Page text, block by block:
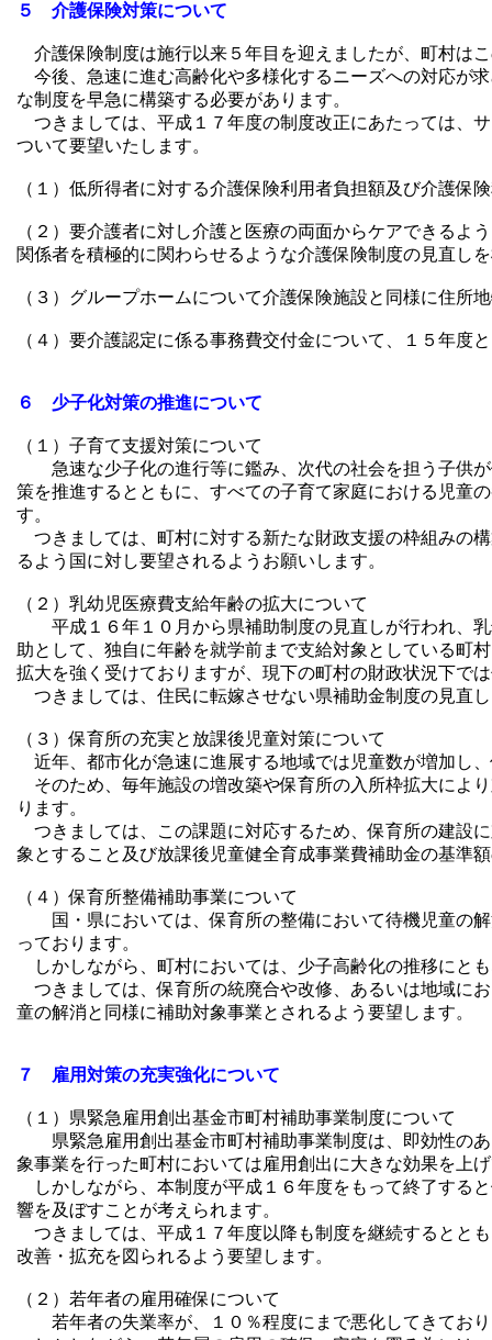
５ 介護保険対策について
介護保険制度は施行以来５年目を迎えましたが、町村は
今後、急速に進む高齢化や多様化するニーズへの対応が
な制度を早急に構築する必要があります。
つきましては、平成１７年度の制度改正にあたっては、
ついて要望いたします。
（１）低所得者に対する介護保険利用者負担額及び介護保
（２）要介護者に対し介護と医療の両面からケアできる
関係者を積極的に関わらせるような介護保険制度の見直し
（３）グループホームについて介護保険施設と同様に住
（４）要介護認定に係る事務費交付金について、１５年度
６ 少子化対策の推進について
（１）子育て支援対策について
急速な少子化の進行等に鑑み、次代の社会を担う子供が
策を推進するとともに、すべての子育て家庭における児童
す。
つきましては、町村に対する新たな財政支援の枠組みの
るよう国に対し要望されるようお願いします。
（２）乳幼児医療費支給年齢の拡大について
平成１６年１０月から県補助制度の見直しが行われ、乳
助として、独自に年齢を就学前まで支給対象としている町
拡大を強く受けておりますが、現下の町村の財政状況下で
つきましては、住民に転嫁させない県補助金制度の見直
（３）保育所の充実と放課後児童対策について
近年、都市化が急速に進展する地域では児童数が増加し
そのため、毎年施設の増改築や保育所の入所枠拡大によ
ります。
つきましては、この課題に対応するため、保育所の建設
象とすること及び放課後児童健全育成事業費補助金の基準
（４）保育所整備補助事業について
国・県においては、保育所の整備において待機児童の解
っております。
しかしながら、町村においては、少子高齢化の推移にと
つきましては、保育所の統廃合や改修、あるいは地域に
童の解消と同様に補助対象事業とされるよう要望します。
７ 雇用対策の充実強化について
（１）県緊急雇用創出基金市町村補助事業制度について
県緊急雇用創出基金市町村補助事業制度は、即効性のあ
象事業を行った町村においては雇用創出に大きな効果を上
しかしながら、本制度が平成１６年度をもって終了する
響を及ぼすことが考えられます。
つきましては、平成１７年度以降も制度を継続するとと
改善・拡充を図られるよう要望します。
（２）若年者の雇用確保について
若年者の失業率が、１０％程度にまで悪化してきており